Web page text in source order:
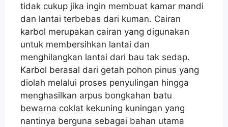
tidak cukup jika ingin membuat kamar mandi
dan lantai terbebas dari kuman. Cairan
karbol merupakan cairan yang digunakan
untuk membersihkan lantai dan
menghilangkan lantai dari bau tak sedap.
Karbol berasal dari getah pohon pinus yang
diolah melalui proses penyulingan hingga
menghasilkan arpus bongkahan batu
bewarna coklat kekuning kuningan yang
nantinya berguna sebagai bahan utama